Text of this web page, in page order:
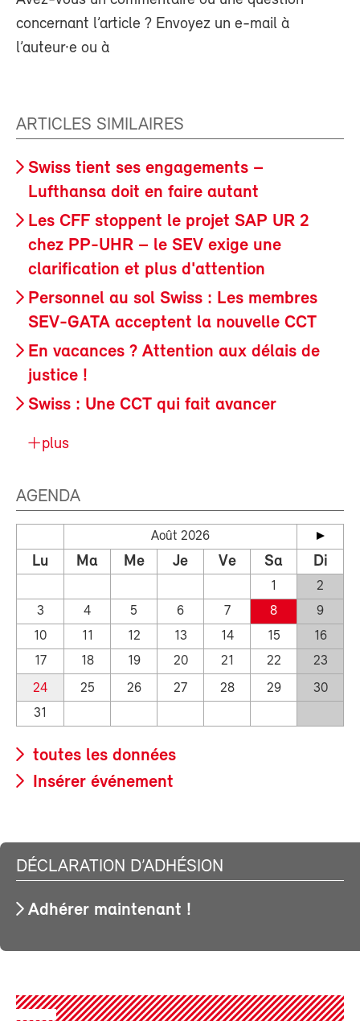
concernant l’article ? Envoyez un e-mail à
l’auteur·e ou à
ARTICLES SIMILAIRES
Swiss tient ses engagements –
Lufthansa doit en faire autant
Les CFF stoppent le projet SAP UR 2
chez PP-UHR – le SEV exige une
clarification et plus d'attention
Personnel au sol Swiss : Les membres
SEV-GATA acceptent la nouvelle CCT
En vacances ? Attention aux délais de
justice !
Swiss : Une CCT qui fait avancer
plus
AGENDA
Août 2026
Lu Ma Me Je Ve Sa Di
1
2
3
4 5 6 7 8
9
10
11 12 13 14 15
16
17
18 19 20 21 22
23
24
25 26 27 28 29
30
31
toutes les données
Insérer événement
DÉCLARATION D’ADHÉSION
Adhérer maintenant !